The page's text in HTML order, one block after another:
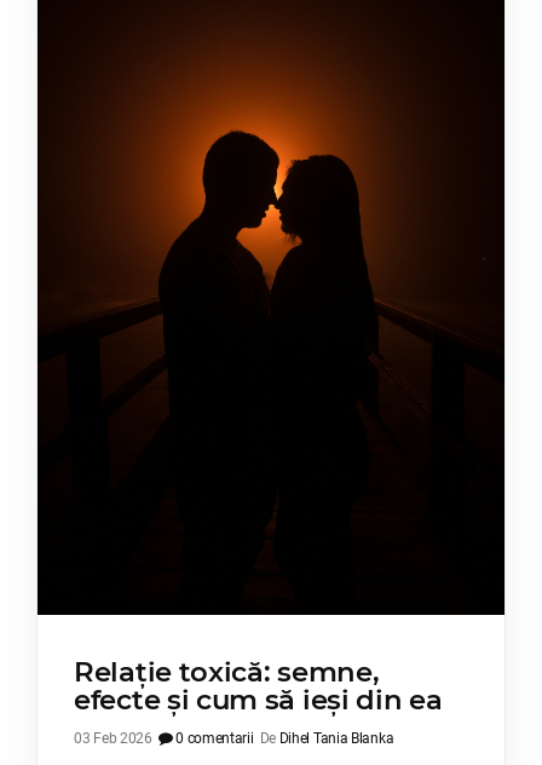
Relație toxică: semne,
efecte și cum să ieși din ea
03 Feb 2026 0 comentarii De Dihel Tania Blanka